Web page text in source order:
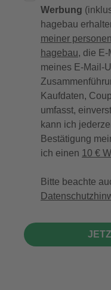
Werbung
hagebau
meiner
hagebau, die E-
meines E-Mail-
Kaufdaten,
umfasst,
kann ich
Bestätigung
ich einen 10 €
Bitte beachte